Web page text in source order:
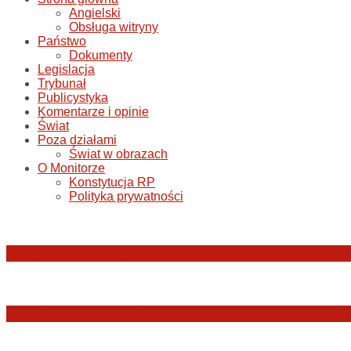
Angielski
Obsługa witryny
Państwo
Dokumenty
Legislacja
Trybunał
Publicystyka
Komentarze i opinie
Świat
Poza działami
Świat w obrazach
O Monitorze
Konstytucja RP
Polityka prywatności